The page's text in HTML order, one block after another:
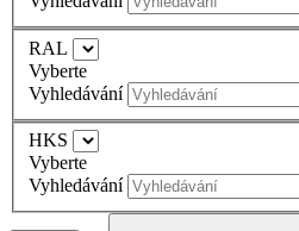
RAL
Vyberte
Vyhledávání
HKS
Vyberte
Vyhledávání